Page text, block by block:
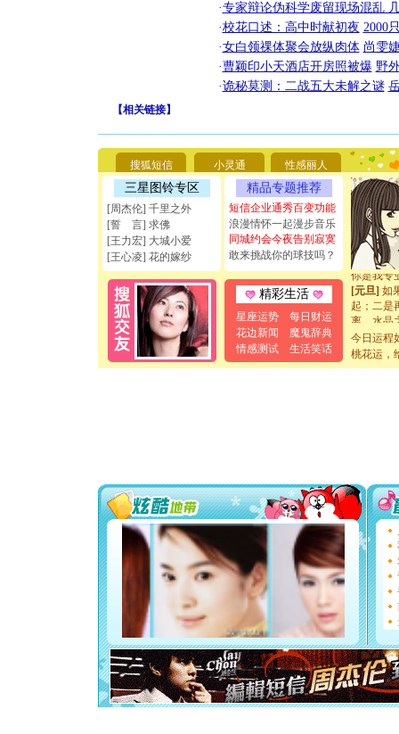
·专家辩论伪科学废留现场混乱
·校花口述：高中时献初夜 2000
·女白领祼体聚会放纵肉体 尚雯
·曹颖印小天酒店开房照被爆 野
·诡秘莫测：二战五大未解之谜
【相关链接】
搜狐短信 小灵通 性感丽人
三星图铃专区
[周杰伦] 千里之外
[誓 言] 求佛
[王力宏] 大城小爱
[王心凌] 花的嫁纱
精品专题推荐
短信企业通秀百变功能
浪漫情怀一起漫步音乐
同城约会今夜告别寂寞
敢来挑战你的球技吗？
精彩生活
星座运势
每日财运
花边新闻
魔鬼辞典
情感测试
生活笑话
你太多，
要平安！
[圣诞节]
能正大光
天都要快
[圣诞节]
如意,快
[元旦]看
断电。爱
你是我专
[元旦] 如
起；二是
离。水晶
[元旦]当
泣，这痛
卖了。水
你太多，
要平安！
[圣诞节]
能正大
天都要快
[圣诞节]
如意,快
[元旦]
看
断电。
你是我
[元旦]
起；二是
离。水晶
[元旦]当
泣，这痛
卖了。水
今日运程
桃花运，